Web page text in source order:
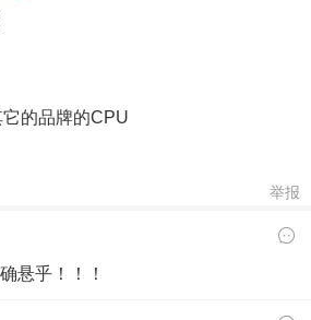
的品牌的CPU
举报
悬乎！！！